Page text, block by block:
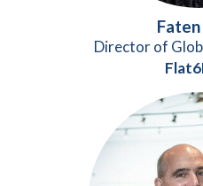
Director of